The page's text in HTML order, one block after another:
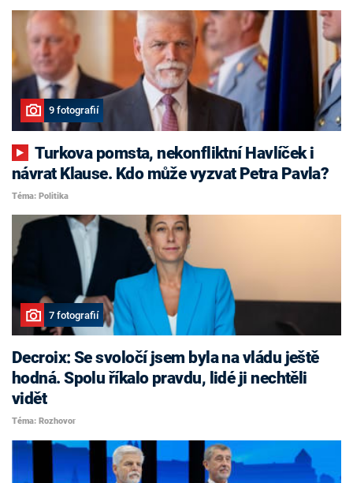
9 fotografií
Turkova pomsta, nekonfliktní Havlíček i
návrat Klause. Kdo může vyzvat Petra Pavla?
Téma: Politika
7 fotografií
Decroix: Se svoločí jsem byla na vládu ještě
hodná. Spolu říkalo pravdu, lidé ji nechtěli
vidět
Téma: Rozhovor